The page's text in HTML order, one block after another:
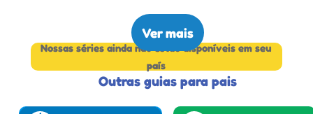
Ver mais
Nossas séries ainda não estão disponíveis em seu
país
Outras guias para pais